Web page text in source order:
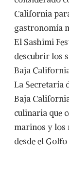
California
gastronomía
El Sashimi
descubrir los
Baja
La Secretaría
Baja
culinaria que
marinos y los
desde el